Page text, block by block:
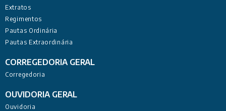
Extratos
Regimentos
Pautas Ordinária
Pautas Extraordinária
CORREGEDORIA GERAL
Corregedoria
OUVIDORIA GERAL
Ouvidoria